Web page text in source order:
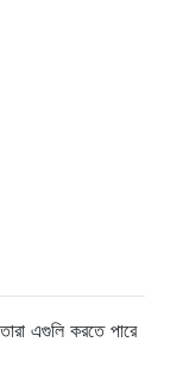
এগুলি করতে পারে